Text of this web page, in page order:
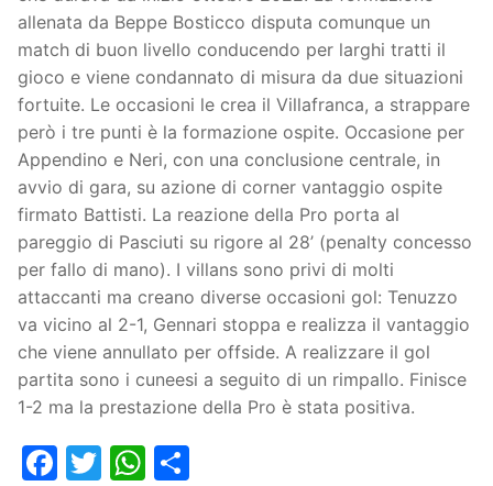
Pulcini
Primi calci
Esordienti
Juniores
Settore Giovanile
Sponsor
allenata da Beppe Bosticco disputa comunque un
match di buon livello conducendo per larghi tratti il
gioco e viene condannato di misura da due situazioni
fortuite. Le occasioni le crea il Villafranca, a strappare
però i tre punti è la formazione ospite. Occasione per
Appendino e Neri, con una conclusione centrale, in
avvio di gara, su azione di corner vantaggio ospite
firmato Battisti. La reazione della Pro porta al
pareggio di Pasciuti su rigore al 28’ (penalty concesso
per fallo di mano). I villans sono privi di molti
attaccanti ma creano diverse occasioni gol: Tenuzzo
va vicino al 2-1, Gennari stoppa e realizza il vantaggio
che viene annullato per offside. A realizzare il gol
partita sono i cuneesi a seguito di un rimpallo. Finisce
1-2 ma la prestazione della Pro è stata positiva.
Facebook
TwitterWhatsApp